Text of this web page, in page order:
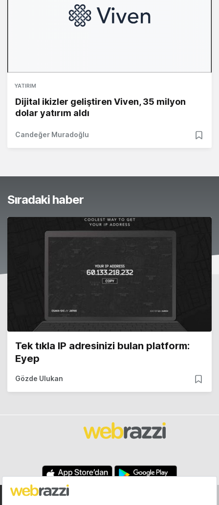
YATIRIM
Dijital ikizler geliştiren Viven, 35 milyon
dolar yatırım aldı
Candeğer Muradoğlu
Sıradaki haber
Tek tıkla IP adresinizi bulan platform:
Eyep
Gözde Ulukan